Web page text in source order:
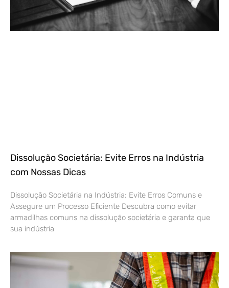
Dissolução Societária: Evite Erros na Indústria
com Nossas Dicas
Dissolução Societária na Indústria: Evite Erros Comuns e
Assegure um Processo Eficiente Descubra como evitar
armadilhas comuns na dissolução societária e garanta que
sua indústria